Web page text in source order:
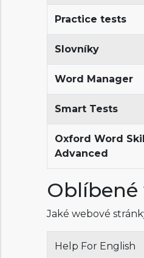
Practice tests
Slovníky
Word Manager
Smart Tests
Oxford Word
Advanced
Jaké webové
Help For English